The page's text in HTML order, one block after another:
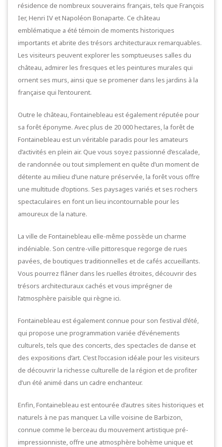
résidence de nombreux souverains français, tels que François
Ier, Henri IV et Napoléon Bonaparte. Ce château
emblématique a été témoin de moments historiques
importants et abrite des trésors architecturaux remarquables.
Les visiteurs peuvent explorer les somptueuses salles du
château, admirer les fresques et les peintures murales qui
ornent ses murs, ainsi que se promener dans les jardins à la
française qui l’entourent.
Outre le château, Fontainebleau est également réputée pour
sa forêt éponyme. Avec plus de 20 000 hectares, la forêt de
Fontainebleau est un véritable paradis pour les amateurs
d’activités en plein air. Que vous soyez passionné d’escalade,
de randonnée ou tout simplement en quête d’un moment de
détente au milieu d’une nature préservée, la forêt vous offre
une multitude d’options. Ses paysages variés et ses rochers
spectaculaires en font un lieu incontournable pour les
amoureux de la nature.
La ville de Fontainebleau elle-même possède un charme
indéniable. Son centre-ville pittoresque regorge de rues
pavées, de boutiques traditionnelles et de cafés accueillants.
Vous pourrez flâner dans les ruelles étroites, découvrir des
trésors architecturaux cachés et vous imprégner de
l’atmosphère paisible qui règne ici.
Fontainebleau est également connue pour son festival d’été,
qui propose une programmation variée d’événements
culturels, tels que des concerts, des spectacles de danse et
des expositions d’art. C’est l’occasion idéale pour les visiteurs
de découvrir la richesse culturelle de la région et de profiter
d’un été animé dans un cadre enchanteur.
Enfin, Fontainebleau est entourée d’autres sites historiques et
naturels à ne pas manquer. La ville voisine de Barbizon,
connue comme le berceau du mouvement artistique pré-
impressionniste, offre une atmosphère bohème unique et